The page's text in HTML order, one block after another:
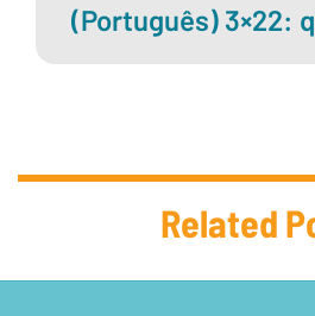
(Português) 3×22:
Related